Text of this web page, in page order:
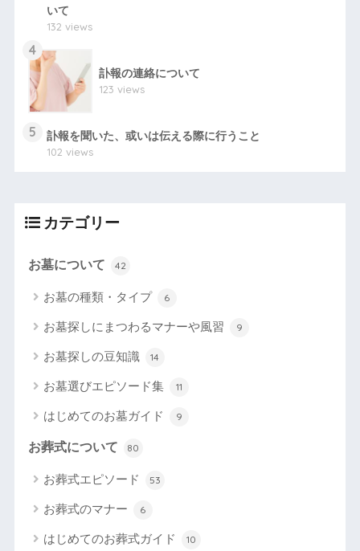
いて
132 views
4
訃報の連絡について
123 views
5
訃報を聞いた、或いは伝える際に行うこと
102 views
カテゴリー
お墓について 42
お墓の種類・タイプ 6
お墓探しにまつわるマナーや風習 9
お墓探しの豆知識 14
お墓選びエピソード集 11
はじめてのお墓ガイド 9
お葬式について 80
お葬式エピソード 53
お葬式のマナー 6
はじめてのお葬式ガイド 10